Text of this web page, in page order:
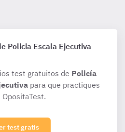
Policia Escala Ejecutiva
test gratuitos de Policía
para que practiques
OpositaTest.
test gratis